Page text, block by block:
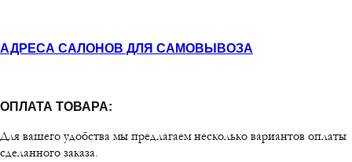
АДРЕСА САЛОНОВ ДЛЯ САМОВЫВОЗА
ОПЛАТА ТОВАРА:
Для вашего удобства мы предлагаем несколько вариантов оплаты
сделанного заказа.